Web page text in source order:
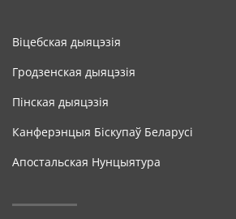
Віцебская дыяцэзія
Гродзенская дыяцэзія
Пінская дыяцэзія
Канферэнцыя Біскупаў Беларусі
Апостальская Нунцыятура